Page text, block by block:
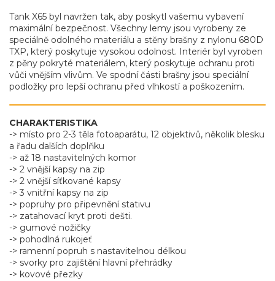
Tank X65 byl navržen tak, aby poskytl vašemu vybavení
maximální bezpečnost. Všechny lemy jsou vyrobeny ze
speciálně odolného materiálu a stěny brašny z nylonu 680D
TXP, který poskytuje vysokou odolnost. Interiér byl vyroben
z pěny pokryté materiálem, který poskytuje ochranu proti
vůči vnějším vlivům. Ve spodní části brašny jsou speciální
podložky pro lepší ochranu před vlhkostí a poškozením.
CHARAKTERISTIKA
-> místo pro 2-3 těla fotoaparátu, 12 objektivů, několik blesku
a řadu dalších doplňku
-> až 18 nastavitelných komor
-> 2 vnější kapsy na zip
-> 2 vnější síťkované kapsy
-> 3 vnitřní kapsy na zip
-> popruhy pro připevnění stativu
-> zatahovací kryt proti dešti.
-> gumové nožičky
-> pohodlná rukojeť
-> ramenní popruh s nastavitelnou délkou
-> svorky pro zajištění hlavní přehrádky
-> kovové přezky